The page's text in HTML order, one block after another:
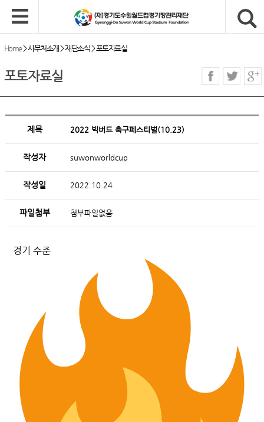
Home>사무처소개 >재단소식>포토자료실
포토자료실
제목 2022 빅버드 축구페스티벌(10.23)
작성자 suwonworldcup
작성일 2022.10.24
파일첨부 첨부파일없음
경기 수준